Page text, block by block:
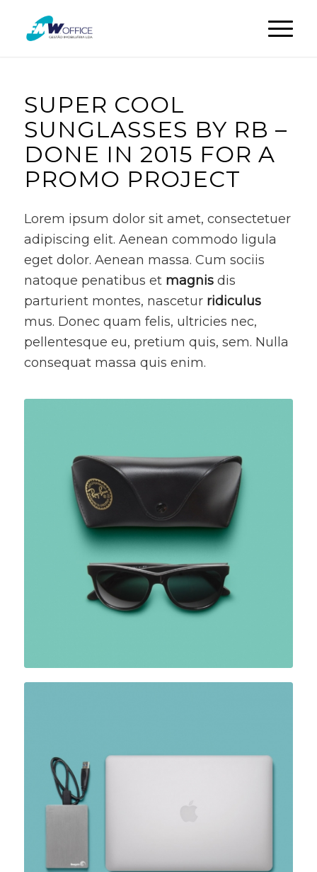
SUPER COOL
SUNGLASSES BY RB –
DONE IN 2015 FOR A
PROMO PROJECT
Lorem ipsum dolor sit amet, consectetuer
adipiscing elit. Aenean commodo ligula
eget dolor. Aenean massa. Cum sociis
natoque penatibus et magnisdis
parturient montes, nascetur ridiculus
mus. Donec quam felis, ultricies nec,
pellentesque eu, pretium quis, sem. Nulla
consequat massa quis enim.